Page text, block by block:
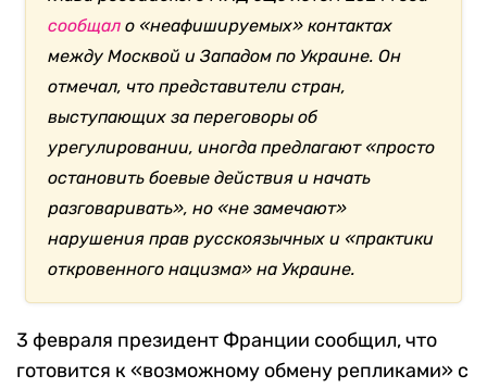
сообщал о «неафишируемых» контактах
между Москвой и Западом по Украине. Он
отмечал, что представители стран,
выступающих за переговоры об
урегулировании, иногда предлагают «просто
остановить боевые действия и начать
разговаривать», но «не замечают»
нарушения прав русскоязычных и «практики
откровенного нацизма» на Украине.
3 февраля президент Франции сообщил, что
готовится к «возможному обмену репликами» с